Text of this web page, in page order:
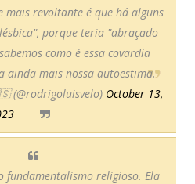
mais revoltante é que há alguns
porque teria "abraçado
como é essa covardia
ainda mais nossa autoestima.
(@rodrigoluisvelo) October 13,
fundamentalismo religioso. Ela